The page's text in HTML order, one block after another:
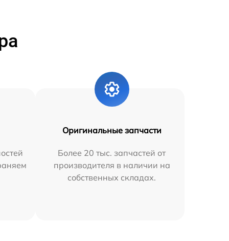
Оригинальные запчасти
Более 20 тыс. запчастей от
производителя в наличии на
собственных складах.